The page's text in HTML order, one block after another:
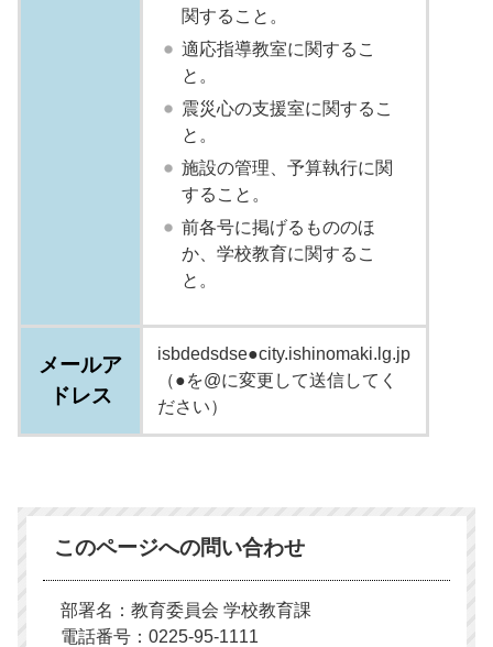
関すること。
適応指導教室に関するこ
と。
震災心の支援室に関するこ
と。
施設の管理、予算執行に関
すること。
前各号に掲げるもののほ
か、学校教育に関するこ
と。
メールア
ドレス
isbdedsdse●city.ishinomaki.lg.jp
（●を@に変更して送信してく
ださい）
このページへの問い合わせ
部署名：教育委員会 学校教育課
電話番号：0225-95-1111